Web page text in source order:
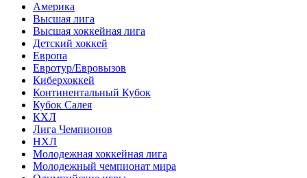
Америка
Высшая лига
Высшая хоккейная лига
Детский хоккей
Европа
Евротур/Евровызов
Киберхоккей
Континентальный Кубок
Кубок Салея
КХЛ
Лига Чемпионов
НХЛ
Молодежная хоккейная лига
Молодежный чемпионат мира